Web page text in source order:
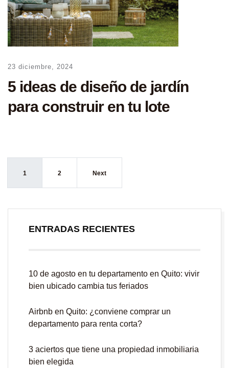
23 diciembre, 2024
5 ideas de diseño de jardín
para construir en tu lote
1 2 Next
ENTRADAS RECIENTES
10 de agosto en tu departamento en Quito: vivir
bien ubicado cambia tus feriados
Airbnb en Quito: ¿conviene comprar un
departamento para renta corta?
3 aciertos que tiene una propiedad inmobiliaria
bien elegida